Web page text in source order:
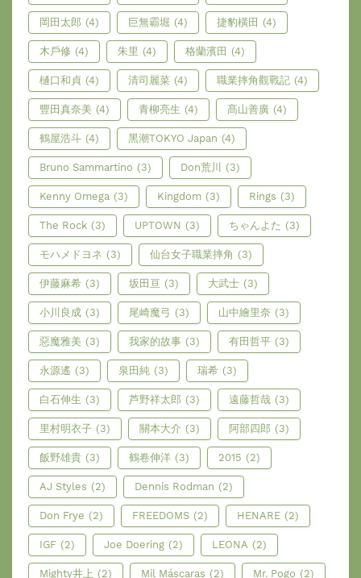
岡田太郎 (4) 巨無霸堀 (4) 捷豹橫田 (4)
木戶修 (4) 朱里 (4) 格蘭濱田 (4)
樋口和貞 (4) 清司麗菜 (4) 職業摔角觀戰記 (4)
豐田真奈美 (4) 青柳亮生 (4) 髙山善廣 (4)
鶴屋浩斗 (4) 黑潮TOKYO Japan (4)
Bruno Sammartino (3) Don荒川 (3)
Kenny Omega (3) Kingdom (3) Rings (3)
The Rock (3) UPTOWN (3) ちゃんよた (3)
モハメドヨネ (3) 仙台女子職業摔角 (3)
伊藤麻希 (3) 坂田亘 (3) 大武士 (3)
小川良成 (3) 尾崎魔弓 (3) 山中繪里奈 (3)
惡魔雅美 (3) 我家的故事 (3) 有田哲平 (3)
永源遙 (3) 泉田純 (3) 瑞希 (3)
白石伸生 (3) 芦野祥太郎 (3) 遠藤哲哉 (3)
里村明衣子 (3) 關本大介 (3) 阿部四郎 (3)
飯野雄貴 (3) 鶴卷伸洋 (3) 2015 (2)
AJ Styles (2) Dennis Rodman (2)
Don Frye (2) FREEDOMS (2) HENARE (2)
IGF (2) Joe Doering (2) LEONA (2)
Mighty井上 (2) Mil Máscaras (2) Mr. Pogo (2)